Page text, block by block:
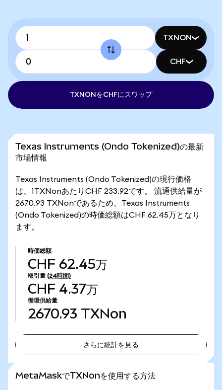
TXNON
CHF
TXNONをCHFにスワップ
Texas Instruments (Ondo Tokenized)の最新
市場情報
Texas Instruments (Ondo Tokenized)の現行価格
は、1TXNonあたりCHF 233.92です。 流通供給量が
2670.93 TXNonであるため、Texas Instruments
(Ondo Tokenized)の時価総額はCHF 62.45万となり
ます。
時価総額
CHF 62.45万
取引量 (24時間)
CHF 4.37万
循環供給量
2670.93 TXNon
さらに統計を見る
MetaMaskでTXNonを使用する方法